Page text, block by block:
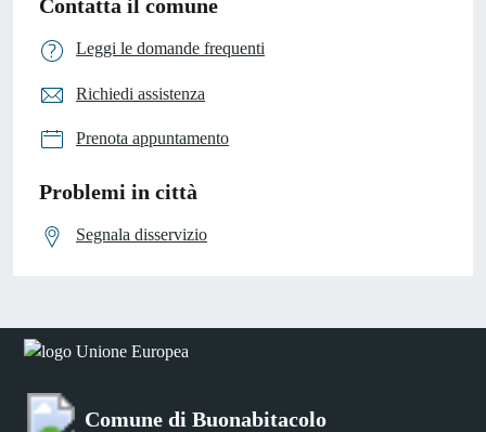
Contatta il comune
Leggi le domande frequenti
Richiedi assistenza
Prenota appuntamento
Problemi in città
Segnala disservizio
Comune di Buonabitacolo